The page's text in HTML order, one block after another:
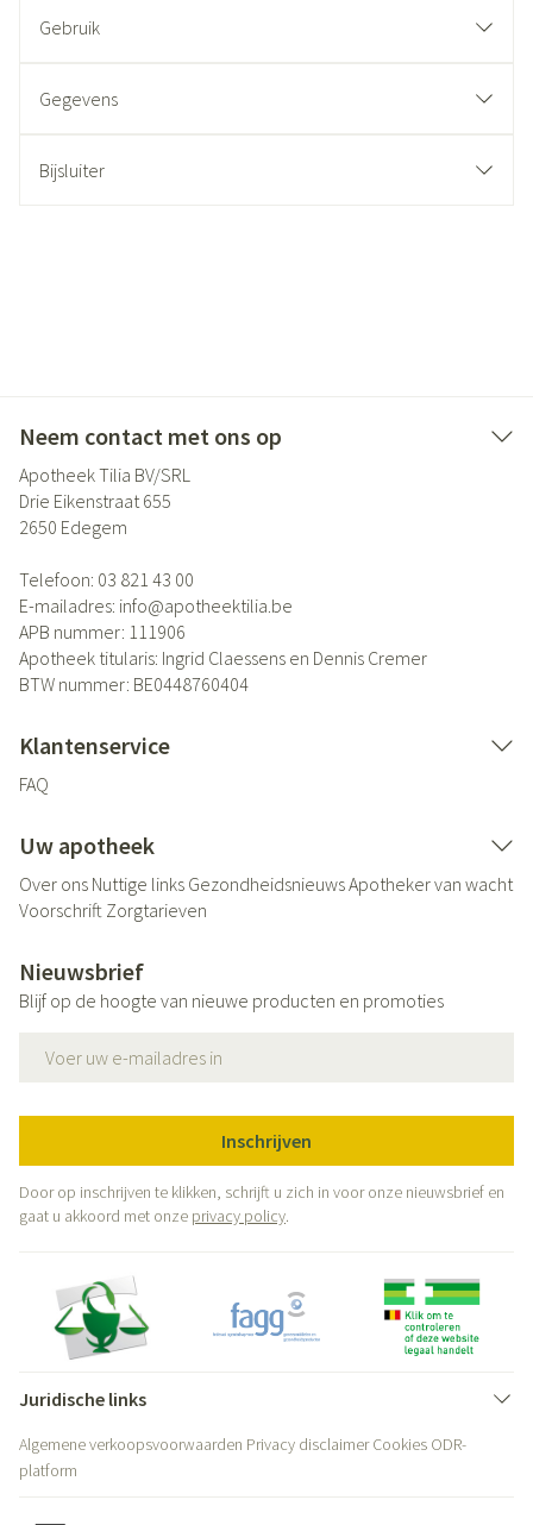
Gebruik
Gegevens
Bijsluiter
Neem contact met ons op
Apotheek Tilia BV/SRL
Drie Eikenstraat 655
2650 Edegem
Telefoon: 03 821 43 00
E-mailadres: info@apotheektilia.be
APB nummer: 111906
Apotheek titularis: Ingrid Claessens en Dennis Cremer
BTW nummer: BE0448760404
Klantenservice
FAQ
Uw apotheek
Over ons Nuttige links GezondheidsnieuwsApotheker van wacht
Voorschrift Zorgtarieven
Nieuwsbrief
Blijf op de hoogte van nieuwe producten en promoties
Inschrijven
Door op inschrijven te klikken, schrijft u zich in voor onze nieuwsbrief en
gaat u akkoord met onze privacy policy.
Juridische links
Algemene verkoopsvoorwaarden Privacy disclaimer Cookies ODR-
platform